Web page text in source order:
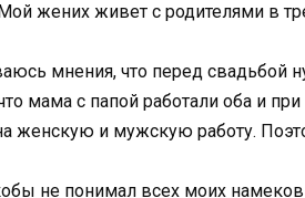
жених живет с родителями в
мнения, что перед свадьбой
мама с папой работали оба и
женскую и мужскую работу.
не понимал всех моих намеков о